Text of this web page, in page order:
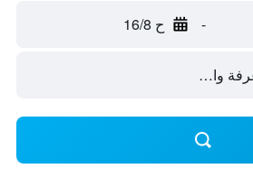
- ح 16/8